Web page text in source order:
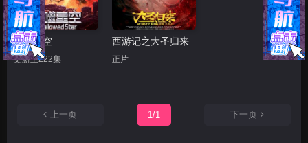
吞噬星空
更新至222集
西游记之大圣归来
正片
上一页 1/1 下一页